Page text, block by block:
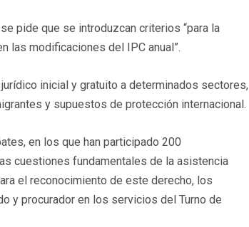
pide que se introduzcan criterios “para la
las modificaciones del IPC anual”.
inicial y gratuito a determinados sectores,
y supuestos de protección internacional.
en los que han participado 200
cuestiones fundamentales de la asistencia
el reconocimiento de este derecho, los
y procurador en los servicios del Turno de